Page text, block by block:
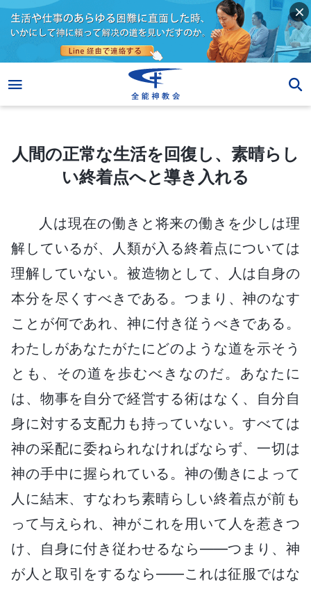
人間の正常な生活を回復し、素晴らし
い終着点へと導き入れる
人は現在の働きと将来の働きを少しは理
解しているが、人類が入る終着点については
理解していない。被造物として、人は自身の
本分を尽くすべきである。つまり、神のなす
ことが何であれ、神に付き従うべきである。
わたしがあなたがたにどのような道を示そう
とも、その道を歩むべきなのだ。あなたに
は、物事を自分で経営する術はなく、自分自
身に対する支配力も持っていない。すべては
神の采配に委ねられなければならず、一切は
神の手中に握られている。神の働きによって
人に結末、すなわち素晴らしい終着点が前も
って与えられ、神がこれを用いて人を惹きつ
け、自身に付き従わせるなら――つまり、神
が人と取引をするなら――これは征服ではな